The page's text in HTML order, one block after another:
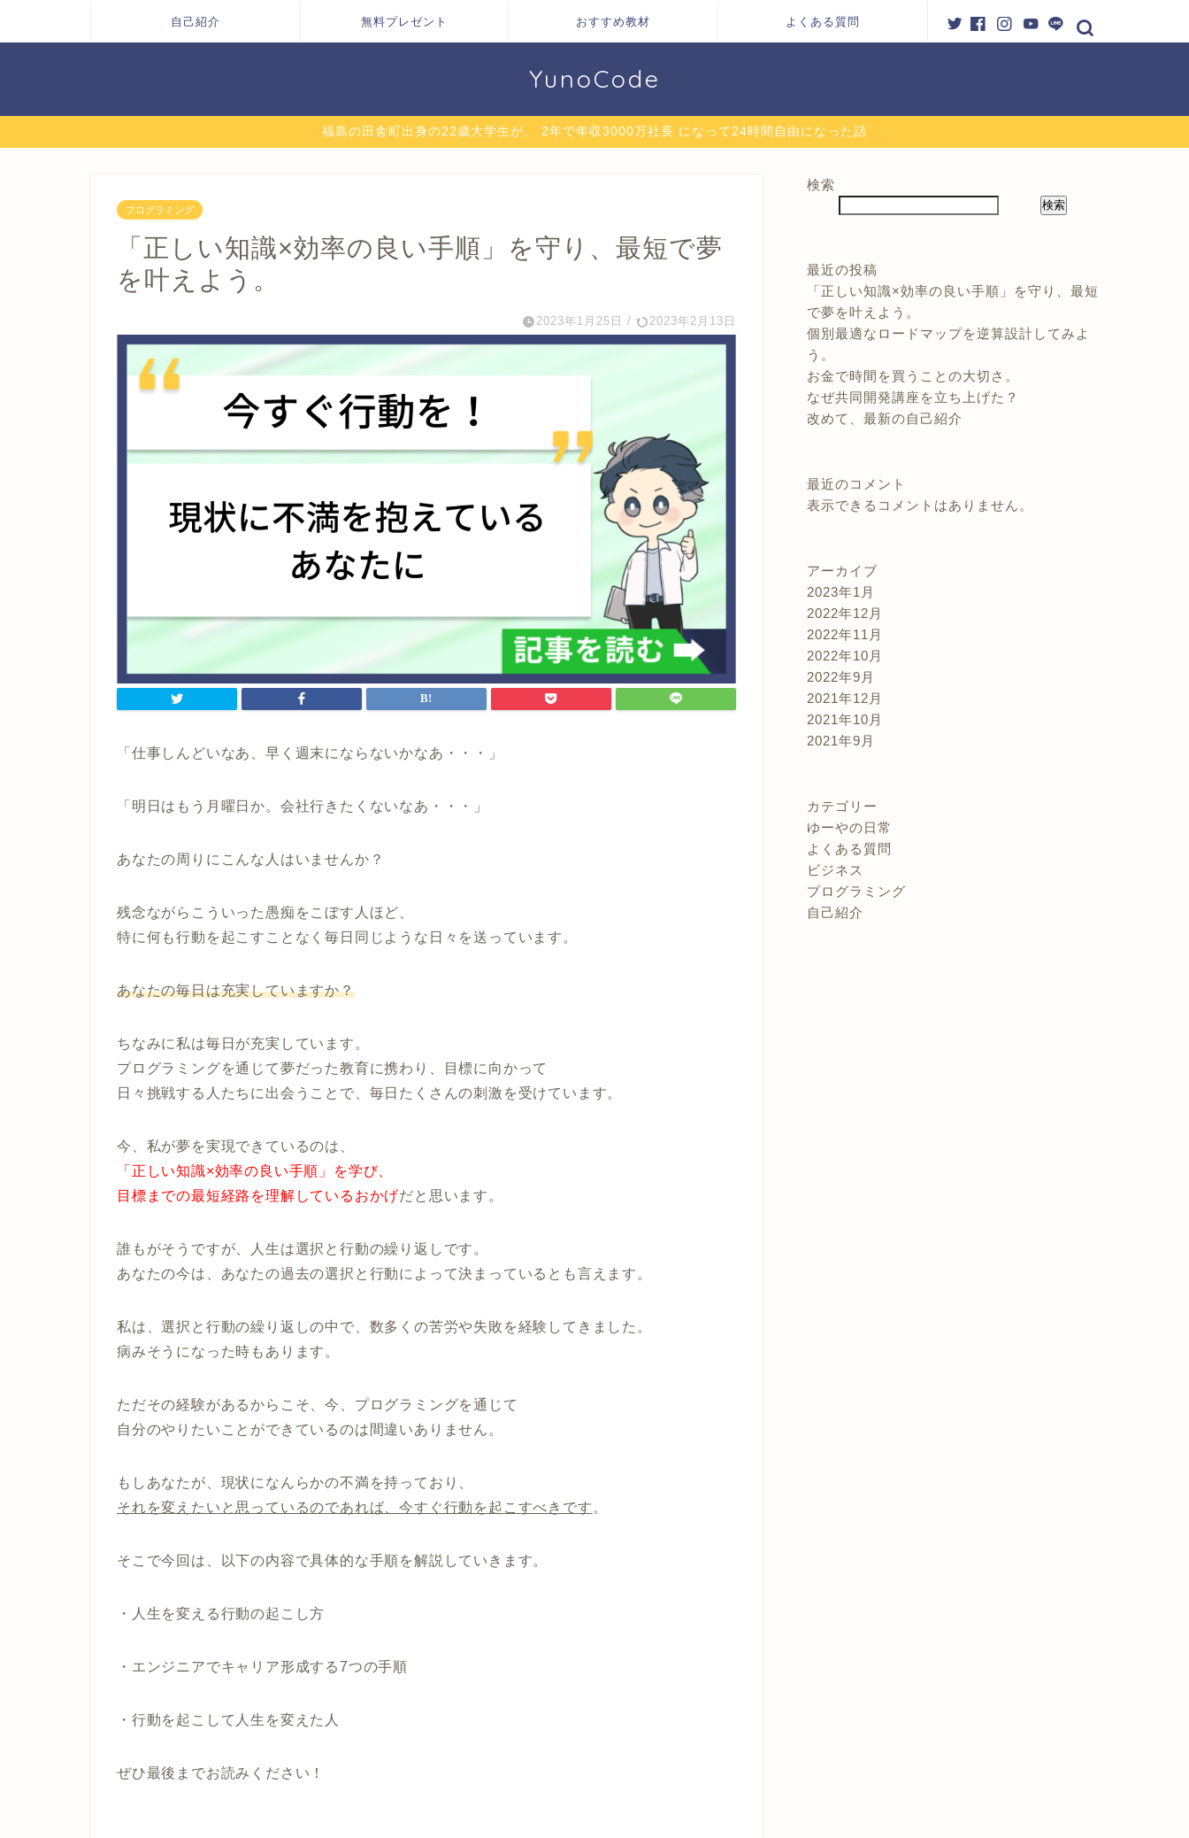
自己紹介 無料プレゼント おすすめ教材 よくある質問
YunoCode
福島の田舎町出身の22歳大学生が、 2年で年収3000万社長 になって24時間自由になった話
プログラミング
「正しい知識×効率の良い手順」を守り、最短で夢
を叶えよう。
2023年1月25日 / 2023年2月13日
「仕事しんどいなあ、早く週末にならないかなあ・・・」
「明日はもう月曜日か。会社行きたくないなあ・・・」
あなたの周りにこんな人はいませんか？
残念ながらこういった愚痴をこぼす人ほど、
特に何も行動を起こすことなく毎日同じような日々を送っています。
あなたの毎日は充実していますか？
ちなみに私は毎日が充実しています。
プログラミングを通じて夢だった教育に携わり、目標に向かって
日々挑戦する人たちに出会うことで、毎日たくさんの刺激を受けています。
今、私が夢を実現できているのは、
「正しい知識×効率の良い手順」を学び、
目標までの最短経路を理解しているおかげだと思います。
誰もがそうですが、人生は選択と行動の繰り返しです。
あなたの今は、あなたの過去の選択と行動によって決まっている とも言えます。
私は、選択と行動の繰り返しの中で、数多くの苦労や失敗を経験してきました。
病みそうになった時もあります。
ただその経験があるからこそ、今、プログラミングを通じて
自分のやりたいことができているのは間違いありません。
もしあなたが、現状になんらかの不満を持っており、
それを変えたいと思っているのであれば、今すぐ行動を起こすべきです 。
そこで今回は、以下の内容で具体的な手順を解説していきます。
・人生を変える行動の起こし方
・エンジニアでキャリア形成する7つの手順
・行動を起こして人生を変えた人
ぜひ最後までお読みください！
検索
検索
最近の投稿
「正しい知識×効率の良い手順」を守り、最短
で夢を叶えよう。
個別最適なロードマップを逆算設計してみよ
う。
お金で時間を買うことの大切さ。
なぜ共同開発講座を立ち上げた？
改めて、最新の自己紹介
最近のコメント
表示できるコメントはありません。
アーカイブ
2023年1月
2022年12月
2022年11月
2022年10月
2022年9月
2021年12月
2021年10月
2021年9月
カテゴリー
ゆーやの日常
よくある質問
ビジネス
プログラミング
自己紹介